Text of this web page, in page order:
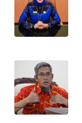
WN
RIAU
WN
SERAMBI
WN
JAMBI